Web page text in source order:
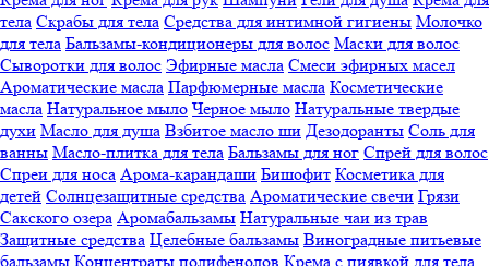
тела Скрабы для тела Средства для интимной гигиены Молочко
для тела Бальзамы-кондиционеры для волос Маски для волос
Сыворотки для волос Эфирные масла Смеси эфирных масел
Ароматические масла Парфюмерные масла Косметические
масла Натуральное мыло Черное мыло Натуральные твердые
духи Масло для душа Взбитое масло ши Дезодоранты Соль для
ванны Масло-плитка для тела Бальзамы для ног Спрей для волос
Спреи для носа Арома-карандаши Бишофит Косметика для
детей Солнцезащитные средства Ароматические свечи Грязи
Cакского озера Аромабальзамы Натуральные чаи из трав
Защитные средства Целебные бальзамы Виноградные питьевые
бальзамы Концентраты полифенолов Крема с пиявкой для тела